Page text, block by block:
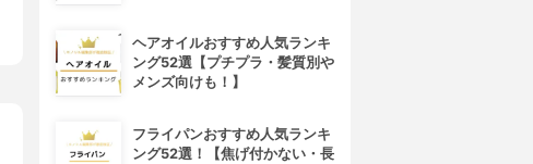
ヘアオイルおすすめ人気ランキ
ング52選【プチプラ・髪質別や
メンズ向けも！】
フライパンおすすめ人気ランキ
ング52選！【焦げ付かない・長